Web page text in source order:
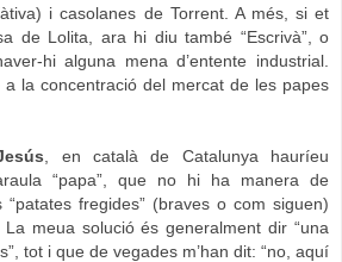
i casolanes de Torrent. A més, si et
de Lolita, ara hi diu també “Escrivà”, o
hi alguna mena d’entente industrial.
a la concentració del mercat de les papes
, en català de Catalunya hauríeu
“papa”, que no hi ha manera de
“patates fregides” (braves o com siguen)
La meua solució és generalment dir “una
tot i que de vegades m’han dit: “no, aquí